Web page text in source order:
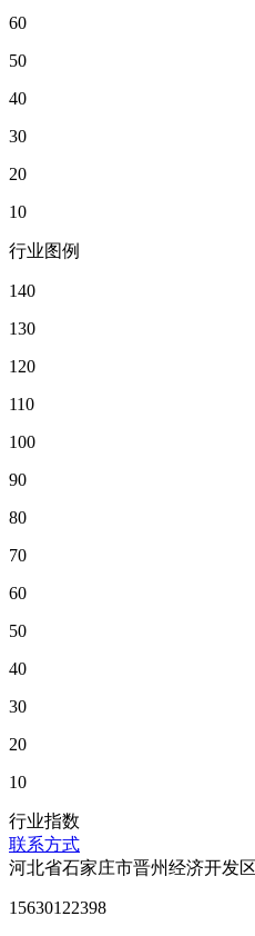
60
50
40
30
20
10
行业图例
140
130
120
110
100
90
80
70
60
50
40
30
20
10
行业指数
联系方式
河北省石家庄市晋州经济开发
15630122398